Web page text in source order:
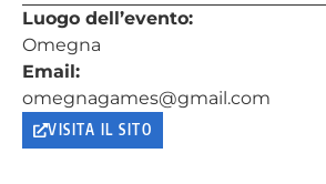
Luogo dell’evento:
Omegna
Email:
omegnagames@gmail.com
VISITA IL SITO